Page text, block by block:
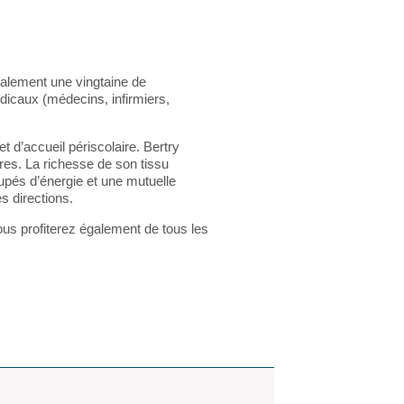
une vingtaine de
(médecins, infirmiers,
d’accueil périscolaire. Bertry
La richesse de son tissu
d’énergie et une mutuelle
directions.
profiterez également de tous les